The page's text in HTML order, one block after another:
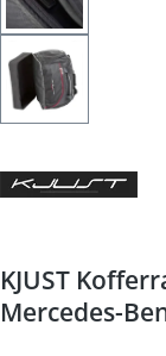
KJUST
Mercedes-